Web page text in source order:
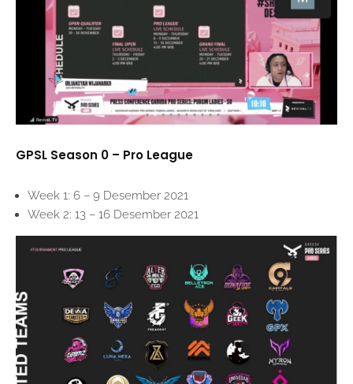
GPSL Season 0 – Pro League
Week 1: 6 – 9 Desember 2021
Week 2: 13 – 16 Desember 2021